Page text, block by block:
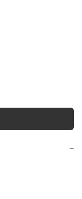
−